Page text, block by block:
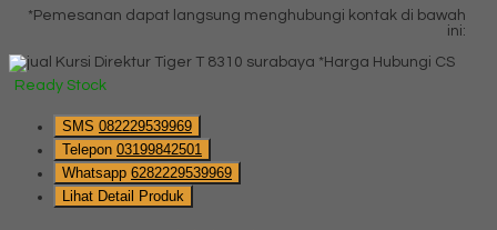
*Pemesanan dapat langsung menghubungi kontak di bawah
ini:
*Harga Hubungi CS
Ready Stock
SMS 082229539969
Telepon 03199842501
Whatsapp 6282229539969
Lihat Detail Produk